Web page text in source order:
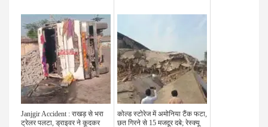
Janjgir Accident : राखड़ से भरा
ट्रेलर पलटा, ड्राइवर ने कूदकर
कोल्ड स्टोरेज में अमोनिया टैंक फटा,
छत गिरने से 15 मजदूर दबे; रेस्‍क्‍यू